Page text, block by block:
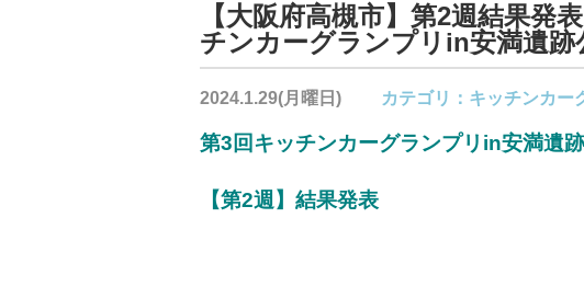
【大阪府高槻市】第2週結果発
チンカーグランプリin安満遺跡
2024.1.29(月曜日) カテゴリ： キッチンカー
第3回キッチンカーグランプリin安満遺
【第2週】結果発表